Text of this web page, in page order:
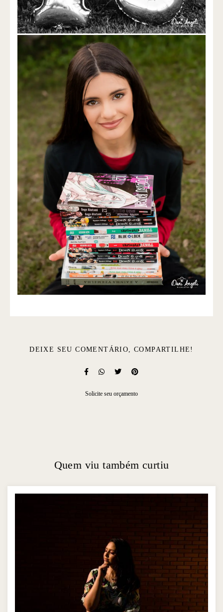
DEIXE SEU COMENTÁRIO, COMPARTILHE!
Solicite seu orçamento
Quem viu também curtiu